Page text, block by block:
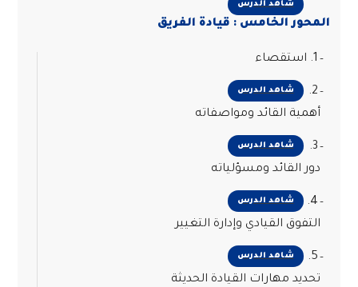
شاهد الدرس
المحور الخامس : قيادة الفريق
شاهد الدرس
2.
أهمية القائد ومواصفاته
شاهد الدرس
3.
دور القائد ومسؤلياته
شاهد الدرس
4.
التفوق القيادي وإدارة التغيير
شاهد الدرس
5.
تحديد مهارات القيادة الحديثة